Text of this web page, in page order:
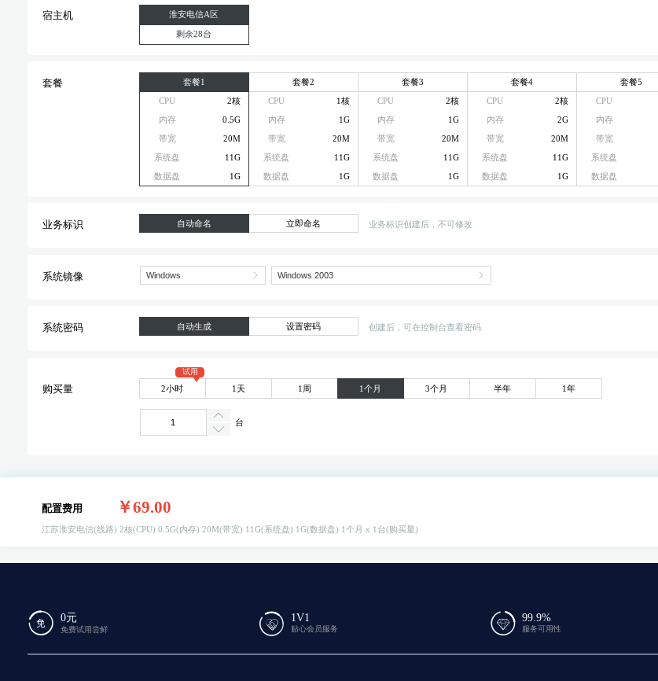
宿主机 淮安电信A区
剩余28台
套餐 套餐1
CPU
2核
内存
0.5G
带宽
20M
系统盘
11G
数据盘
1G
套餐2
CPU
1核
内存
1G
带宽
20M
系统盘
11G
数据盘
1G
套餐3
CPU
2核
内存
1G
带宽
20M
系统盘
11G
数据盘
1G
套餐4
CPU
2核
内存
2G
带宽
20M
系统盘
11G
数据盘
1G
套餐5
CPU
内存
带宽
系统盘
数据盘
业务标识 自动命名 立即命名 业务标识创建后，不可修改
系统镜像
系统密码 自动生成 设置密码 创建后，可在控制台查看密码
购买量 2小时
试用
1天 1周 1个月 3个月 半年 1年
台
配置费用 ￥69.00
江苏淮安电信(线路) 2核(CPU) 0.5G(内存) 20M(带宽) 11G(系统盘) 1G(数据盘) 1个月 x 1台(购买量)
0元
免费试用尝鲜
1V1
贴心会员服务
99.9%
服务可用性